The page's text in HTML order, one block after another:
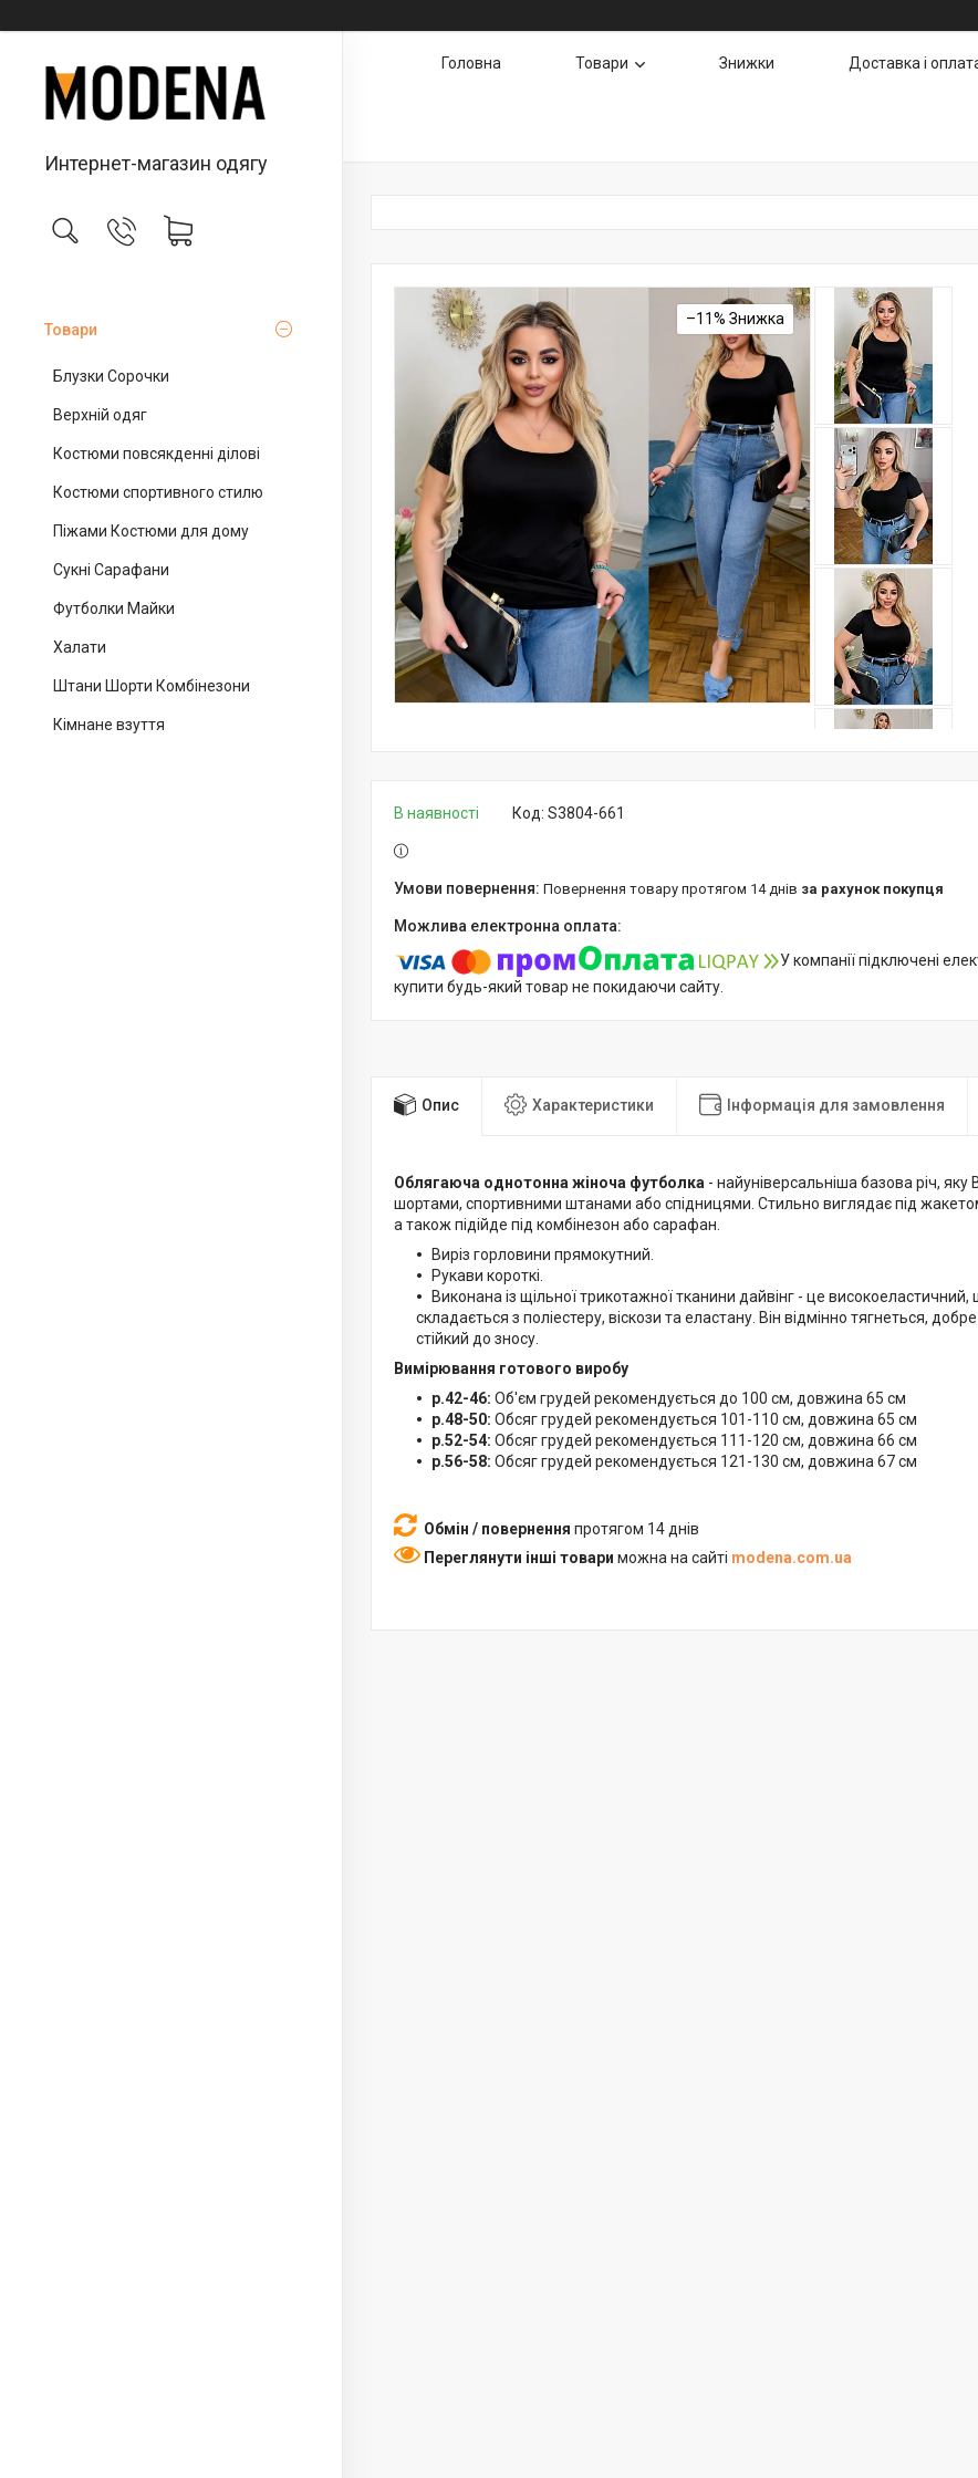
Интернет-магазин одягу
Товари
Блузки Сорочки
Верхній одяг
Костюми повсякденні ділові
Костюми спортивного стилю
Піжами Костюми для дому
Сукні Сарафани
Футболки Майки
Халати
Штани Шорти Комбінезони
Кімнане взуття
Головна Товари Знижки Доставка і
–11%
В наявності Код: S3804-661
повернення товару протягом 14 днів за рахунок покупця
У компанії підключені
купити будь-який товар не покидаючи сайту.
Опис Характеристики Інформація для замовлення
Облягаюча однотонна жіноча футболка - найуніверсальніша базова річ,
шортами, спортивними штанами або спідницями. Стильно виглядає під
а також підійде під комбінезон або сарафан.
Виріз горловини прямокутний.
Рукави короткі.
Виконана із щільної трикотажної тканини дайвінг - це
складається з поліестеру, віскози та еластану. Він відмінно тягнеться,
стійкий до зносу.
Вимірювання готового виробу
р.42-46: Об'єм грудей рекомендується до 100 см, довжина 65 см
р.48-50: Обсяг грудей рекомендується 101-110 см, довжина 65 см
р.52-54: Обсяг грудей рекомендується 111-120 см, довжина 66 см
р.56-58: Обсяг грудей рекомендується 121-130 см, довжина 67 см
Обмін / повернення протягом 14 днів
Переглянути інші товари можна на сайті modena.com.ua